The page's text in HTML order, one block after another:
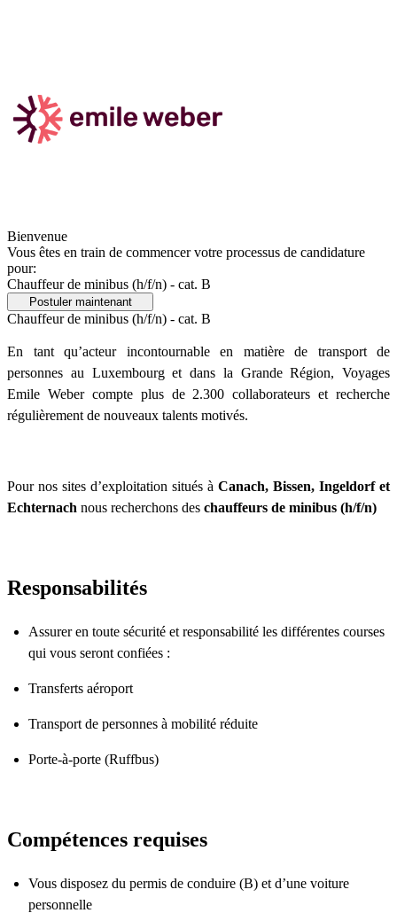
Bienvenue
Vous êtes en train de commencer votre processus de candidature
pour:
Chauffeur de minibus (h/f/n) - cat. B
Postuler maintenant
Chauffeur de minibus (h/f/n) - cat. B
En tant qu’acteur incontournable en matière de transport de
personnes au Luxembourg et dans la Grande Région, Voyages
Emile Weber compte plus de 2.300 collaborateurs et recherche
régulièrement de nouveaux talents motivés.
Pour nos sites d’exploitation situés à Canach, Bissen, Ingeldorf et
Echternach nous recherchons des chauffeurs de minibus (h/f/n)
Responsabilités
Assurer en toute sécurité et responsabilité les différentes courses
qui vous seront confiées :
Transferts aéroport
Transport de personnes à mobilité réduite
Porte-à-porte (Ruffbus)
Compétences requises
Vous disposez du permis de conduire (B) et d’une voiture
personnelle